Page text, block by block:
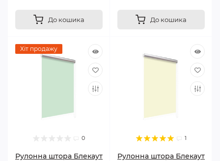
До кошика До кошика
Хіт продажу
0
Рулонна штора Блекаут
1
Рулонна штора Блекаут